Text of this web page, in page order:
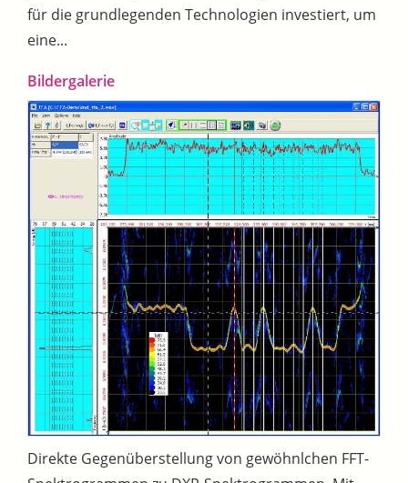
für die grundlegenden Technologien investiert, um
eine...
Bildergalerie
Direkte Gegenüberstellung von gewöhnlchen FFT-